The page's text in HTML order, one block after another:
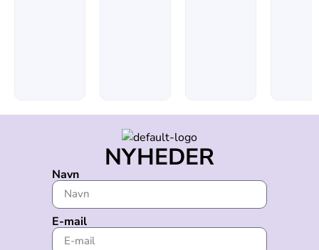
NYHEDER
Navn
E-mail